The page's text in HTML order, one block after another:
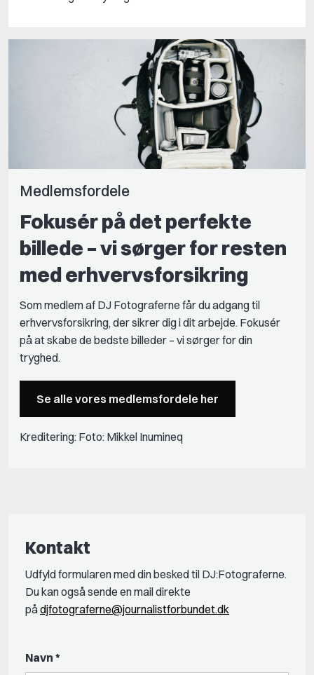
Medlemsfordele
Fokusér på det perfekte
billede – vi sørger for resten
med erhvervsforsikring
Som medlem af DJ Fotograferne får du adgang til
erhvervsforsikring, der sikrer dig i dit arbejde. Fokusér
på at skabe de bedste billeder – vi sørger for din
tryghed.
Se alle vores medlemsfordele her
Kreditering: Foto: Mikkel Inumineq
Kontakt
Udfyld formularen med din besked til DJ:Fotograferne.
Du kan også sende en mail direkte
pådjfotograferne@journalistforbundet.dk
Navn *